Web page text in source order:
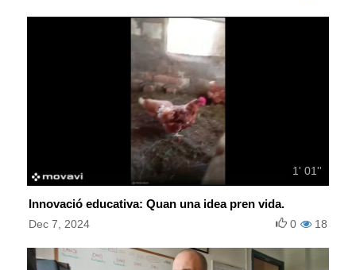
1' 01''
Innovació educativa: Quan una idea pren vida.
Dec 7, 2024 18
0